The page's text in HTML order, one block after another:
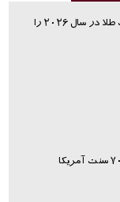
بانک آمریکا پیش‌بینی میانگین قیمت طلا در سال ۲۰۲۶ را